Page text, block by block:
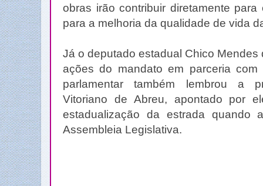
obras irão contribuir diretamente
para a melhoria da qualidade de vida
Já o deputado estadual Chico
ações do mandato em parceria
parlamentar também lembrou a
Vitoriano de Abreu, apontado por
estadualização da estrada quando
Assembleia Legislativa.